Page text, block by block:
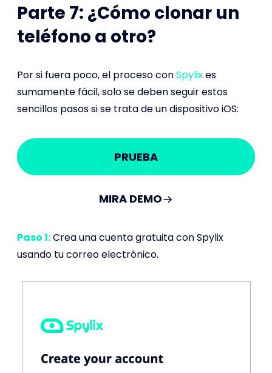
Parte 7: ¿Cómo clonar un
teléfono a otro?
Por si fuera poco, el proceso conSpylixes
sumamente fácil, solo se deben seguir estos
sencillos pasos si se trata de un dispositivo iOS:
PRUEBA
MIRA DEMO
Paso 1:Crea una cuenta gratuita con Spylix
usando tu correo electrónico.